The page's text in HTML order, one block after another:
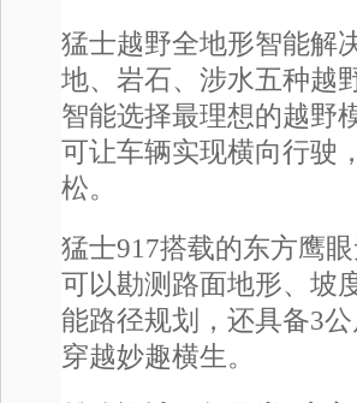
猛士越野全地形智能解
地、岩石、涉水五种越
智能选择最理想的越野
可让车辆实现横向行驶
松。
猛士917搭载的东方鹰
可以勘测路面地形、坡
能路径规划，还具备3
穿越妙趣横生。